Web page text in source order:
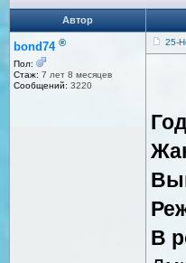
Автор
bond74 ®
Пол:
Стаж: 7 лет 8 месяцев
Сообщений: 3220
25-
В